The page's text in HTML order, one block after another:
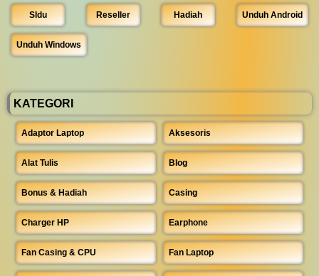
SIdu Reseller Hadiah Unduh Android
Unduh Windows
KATEGORI
Adaptor Laptop Aksesoris
Alat Tulis Blog
Bonus & Hadiah Casing
Charger HP Earphone
Fan Casing & CPU Fan Laptop